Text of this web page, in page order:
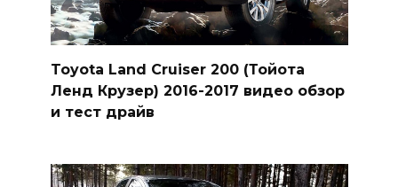
Toyota Land Cruiser 200 (Тойота
Ленд Крузер) 2016-2017 видео обзор
и тест драйв